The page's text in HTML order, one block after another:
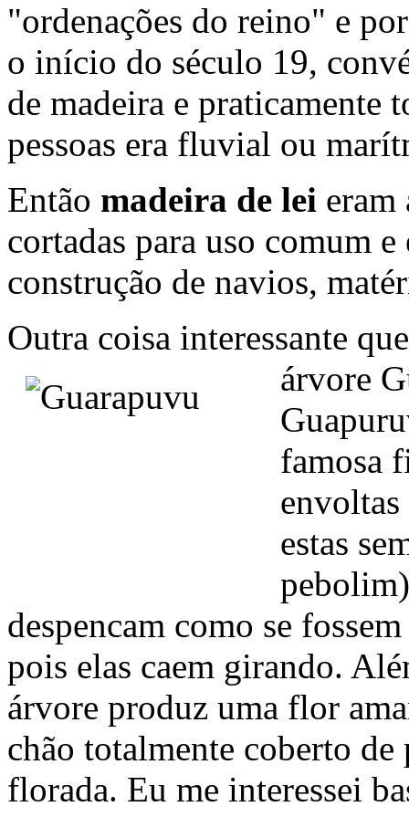
"ordenações do reino" e
o início do século 19,
de madeira e praticamente
pessoas era fluvial ou
Então madeira de lei eram
cortadas para uso comum e
construção de navios,
Outra coisa interessante
árvore
famosa
estas
pebolim)
despencam como se
pois elas caem girando.
árvore produz uma flor
chão totalmente coberto de
florada. Eu me interessei